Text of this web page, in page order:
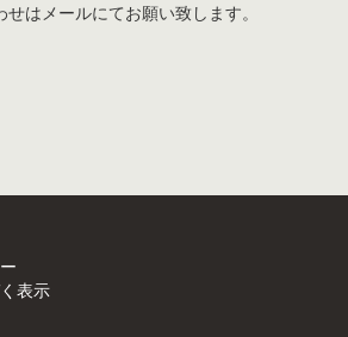
はメールにてお願い致します。
表示